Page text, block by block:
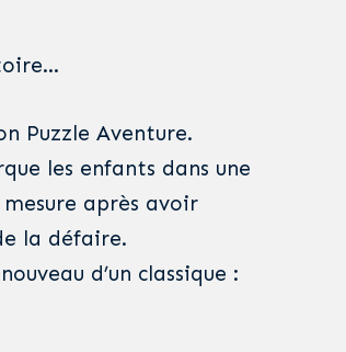
Puzzle Aventure.
les enfants dans une
après avoir
la défaire.
d’un classique :